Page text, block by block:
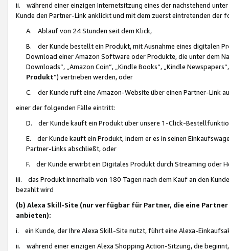
ii. während einer einzigen Internetsitzung eines der nachstehend
Kunde den Partner-Link anklickt und mit dem zuerst eintretenden der
A. Ablauf von 24 Stunden seit dem Klick,
B. der Kunde bestellt ein Produkt, mit Ausnahme eines digitalen
Download einer Amazon Software oder Produkte, die unter dem
Downloads“, „Amazon Coin“, „Kindle Books“, „Kindle
Produkt“) vertrieben werden, oder
C. der Kunde ruft eine Amazon-Website über einen Partner-Link
einer der folgenden Fälle eintritt:
D. der Kunde kauft ein Produkt über unsere 1-Click-
E. der Kunde kauft ein Produkt, indem er es in seinen
Partner-Links abschließt, oder
F. der Kunde erwirbt ein Digitales Produkt durch Streaming oder
iii. das Produkt innerhalb von 180 Tagen nach dem Kauf an den
bezahlt wird
(b) Alexa Skill-Site (nur verfügbar für Partner, die eine
anbieten):
i. ein Kunde, der Ihre Alexa Skill-Site nutzt, führt eine Alexa-
ii. während einer einzigen Alexa Shopping Action-Sitzung, die